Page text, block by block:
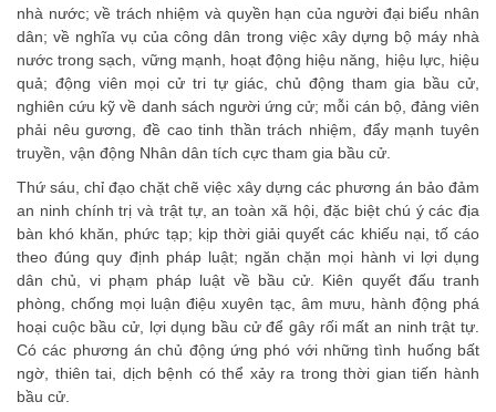
nhà nước; về trách nhiệm và quyền hạn của người đại biểu nhân
dân; về nghĩa vụ của công dân trong việc xây dựng bộ máy nhà
nước trong sạch, vững mạnh, hoạt động hiệu năng, hiệu lực, hiệu
quả; động viên mọi cử tri tự giác, chủ động tham gia bầu cử,
nghiên cứu kỹ về danh sách người ứng cử; mỗi cán bộ, đảng viên
phải nêu gương, đề cao tinh thần trách nhiệm, đẩy mạnh tuyên
truyền, vận động Nhân dân tích cực tham gia bầu cử.
Thứ sáu, chỉ đạo chặt chẽ việc xây dựng các phương án bảo đảm
an ninh chính trị và trật tự, an toàn xã hội, đặc biệt chú ý các địa
bàn khó khăn, phức tạp; kịp thời giải quyết các khiếu nại, tố cáo
theo đúng quy định pháp luật; ngăn chặn mọi hành vi lợi dụng
dân chủ, vi phạm pháp luật về bầu cử. Kiên quyết đấu tranh
phòng, chống mọi luận điệu xuyên tạc, âm mưu, hành động phá
hoại cuộc bầu cử, lợi dụng bầu cử để gây rối mất an ninh trật tự.
Có các phương án chủ động ứng phó với những tình huống bất
ngờ, thiên tai, dịch bệnh có thể xảy ra trong thời gian tiến hành
bầu cử.